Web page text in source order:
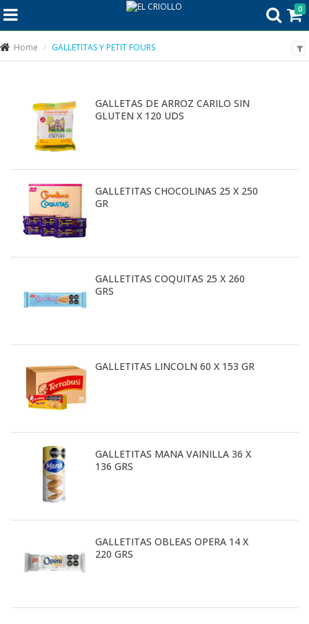
0
Home GALLETITAS Y PETIT FOURS
GALLETAS DE ARROZ CARILO SIN
GLUTEN X 120 UDS
GALLETITAS CHOCOLINAS 25 X 250
GR
GALLETITAS COQUITAS 25 X 260
GRS
GALLETITAS LINCOLN 60 X 153 GR
GALLETITAS MANA VAINILLA 36 X
136 GRS
GALLETITAS OBLEAS OPERA 14 X
220 GRS